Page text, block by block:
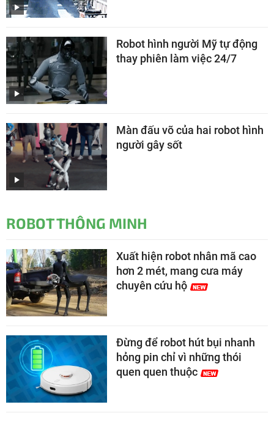
Robot hình người Mỹ tự động
thay phiên làm việc 24/7
Màn đấu võ của hai robot hình
người gây sốt
ROBOT THÔNG MINH
Xuất hiện robot nhân mã cao
hơn 2 mét, mang cưa máy
chuyên cứu hộ
Đừng để robot hút bụi nhanh
hỏng pin chỉ vì những thói
quen quen thuộc